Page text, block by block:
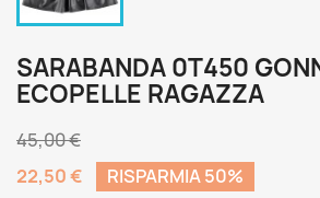
SARABANDA 0T450
ECOPELLE RAGAZZA
45,00 €
22,50 €
RISPARMIA 50%